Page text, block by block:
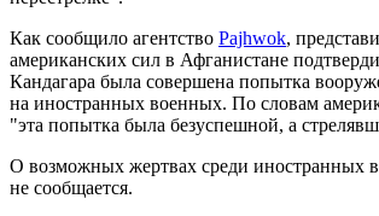
Как сообщило агентство Pajhwok,
американских сил в Афганистане
Кандагара была совершена попытка
на иностранных военных. По словам
"эта попытка была безуспешной, а
О возможных жертвах среди иностранных
не сообщается.